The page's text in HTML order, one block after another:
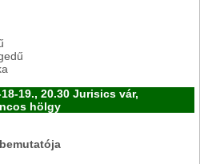
19., 20.30 Jurisics vár,
hölgy